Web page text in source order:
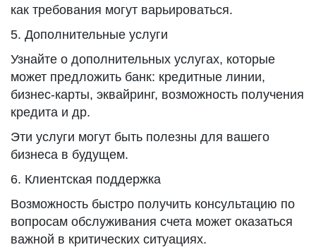
как требования могут варьироваться.
5. Дополнительные услуги
Узнайте о дополнительных услугах, которые
может предложить банк: кредитные линии,
бизнес-карты, эквайринг, возможность получения
кредита и др.
Эти услуги могут быть полезны для вашего
бизнеса в будущем.
6. Клиентская поддержка
Возможность быстро получить консультацию по
вопросам обслуживания счета может оказаться
важной в критических ситуациях.